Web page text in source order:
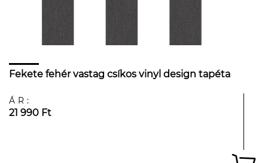
Fekete fehér vastag csíkos vinyl design tapéta
ÁR:
21 990 Ft